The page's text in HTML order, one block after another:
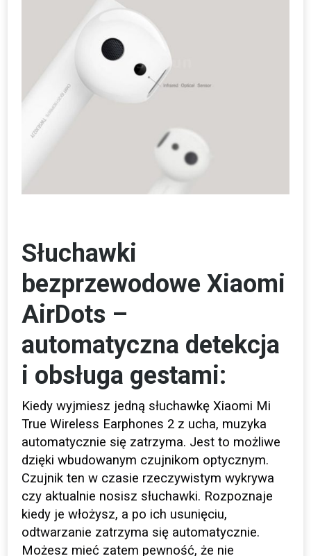
Słuchawki
bezprzewodowe Xiaomi
AirDots –
automatyczna detekcja
i obsługa gestami:
Kiedy wyjmiesz jedną słuchawkę Xiaomi Mi
True Wireless Earphones 2 z ucha, muzyka
automatycznie się zatrzyma. Jest to możliwe
dzięki wbudowanym czujnikom optycznym.
Czujnik ten w czasie rzeczywistym wykrywa
czy aktualnie nosisz słuchawki. Rozpoznaje
kiedy je włożysz, a po ich usunięciu,
odtwarzanie zatrzyma się automatycznie.
Możesz mieć zatem pewność, że nie